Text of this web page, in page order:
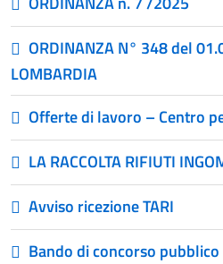
ORDINANZA N° 348 del
LOMBARDIA
Offerte di lavoro – Centro
LA RACCOLTA RIFIUTI
Avviso ricezione TARI
Bando di concorso